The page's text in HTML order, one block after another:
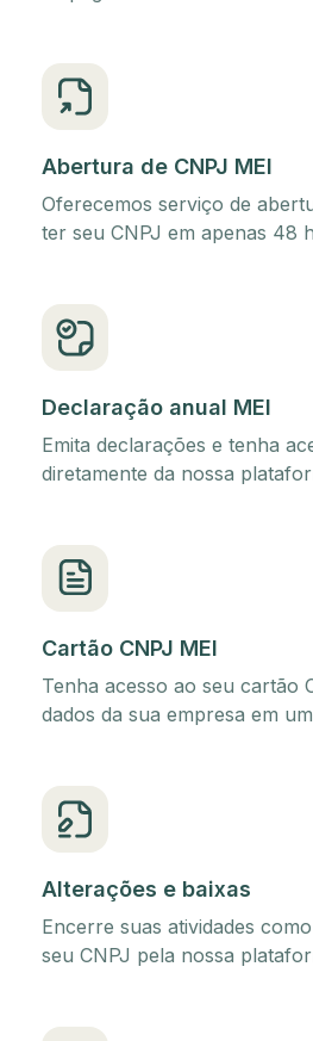
Abertura de CNPJ MEI
Oferecemos serviço de
ter seu CNPJ em apenas 48
Declaração anual MEI
Emita declarações e tenha
diretamente da nossa
Cartão CNPJ MEI
Tenha acesso ao seu cartão
dados da sua empresa em
Alterações e baixas
Encerre suas atividades
seu CNPJ pela nossa